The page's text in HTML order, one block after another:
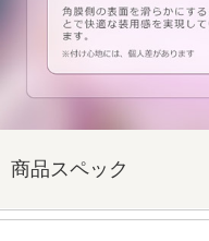
商品スペック